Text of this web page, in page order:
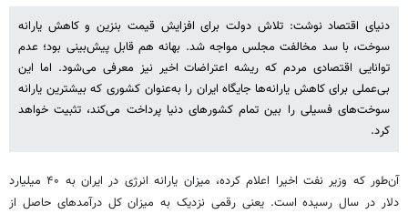
دنیای اقتصاد نوشت: تلاش دولت برای افزایش قیمت بنزین و کاهش یارانه
سوخت، با سد مخالفت مجلس مواجه شد. بهانه هم قابل پیش‌بینی بود؛ عدم
توانایی اقتصادی مردم که ریشه اعتراضات اخیر نیز معرفی می‌شود. اما این
بی‌عملی برای کاهش یارانه‎‌ها جایگاه ایران را به‌عنوان کشوری که بیشترین یارانه
سوخت‌های فسیلی را بین تمام کشورهای دنیا پرداخت می‌کند، تثبیت خواهد
کرد.
آن‌طور که وزیر نفت اخیرا اعلام کرده، میزان یارانه انرژی در ایران به ۴۰ میلیارد
دلار در سال رسیده است. یعنی رقمی نزدیک به میزان کل درآمدهای حاصل از